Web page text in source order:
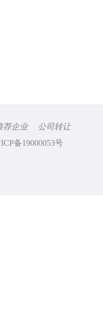
荐企业
公司转让
备19000053号